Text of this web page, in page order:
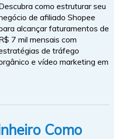
como estruturar seu
de afiliado Shopee
alcançar faturamentos de
7 mil mensais com
de tráfego
e vídeo marketing em
Como